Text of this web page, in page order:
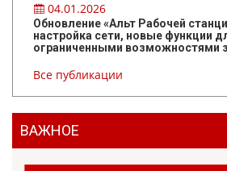
04.01.2026
Обновление «Альт Рабочей
настройка сети, новые функции
ограниченными возможностями
Все публикации
ВАЖНОЕ